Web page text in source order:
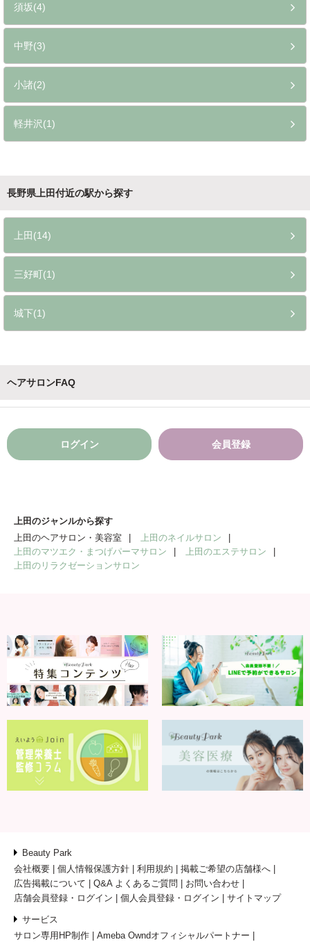
須坂(4)
中野(3)
小諸(2)
軽井沢(1)
長野県上田付近の駅から探す
上田(14)
三好町(1)
城下(1)
ヘアサロンFAQ
ログイン 会員登録
上田のジャンルから探す
上田のヘアサロン・美容室
上田のネイルサロン
上田のマツエク・まつげパーマサロン
上田のエステサロン
上田のリラクゼーションサロン
Beauty Park
会社概要
個人情報保護方針 利用規約
掲載ご希望の店舗様へ
広告掲載について
Q&A よくあるご質問
お問い合わせ
店舗会員登録・ログイン
個人会員登録・ログイン サイトマップ
サービス
サロン専用HP制作
Ameba Owndオフィシャルパートナー